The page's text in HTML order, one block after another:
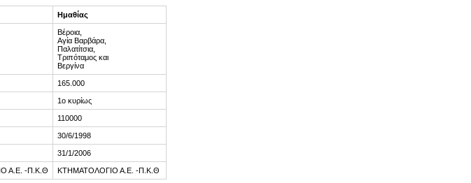
Ημαθίας
Βέροια,
Αγία Βαρβάρα,
Παλατίτσια,
Τριπόταμος και
Βεργίνα
165.000
1ο κυρίως
110000
30/6/1998
31/1/2006
Α.Ε. -Π.Κ.Θ ΚΤΗΜΑΤΟΛΟΓΙΟ Α.Ε. -Π.Κ.Θ